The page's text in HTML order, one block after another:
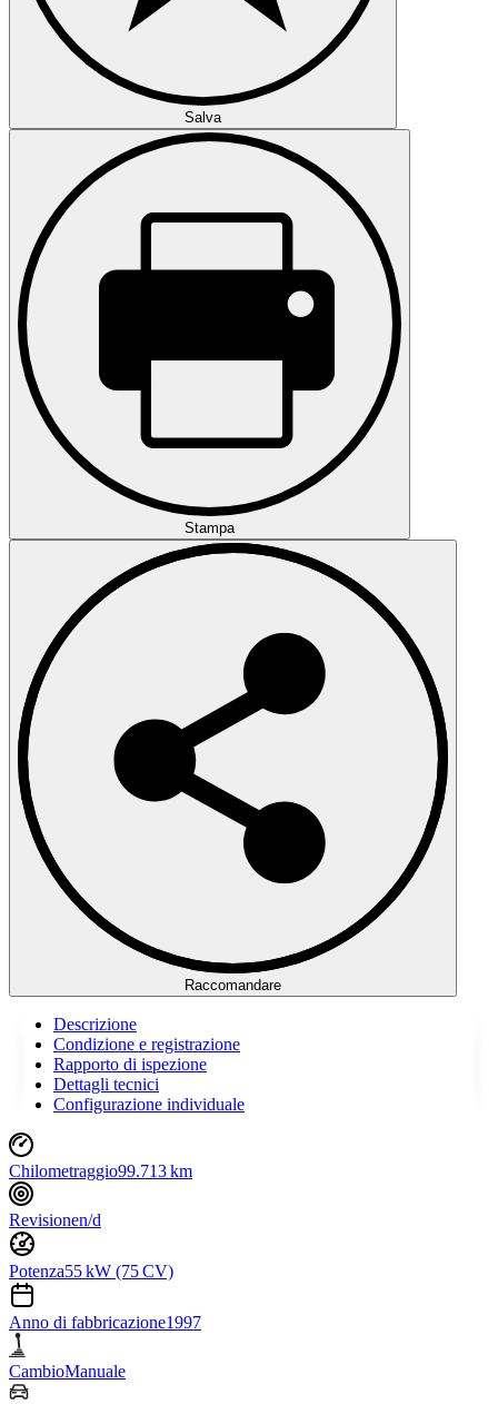
Salva
Stampa
Raccomandare
Descrizione
Condizione e registrazione
Rapporto di ispezione
Dettagli tecnici
Configurazione individuale
Chilometraggio99.713 km
Revisionen/d
Potenza55 kW (75 CV)
Anno di fabbricazione1997
CambioManuale